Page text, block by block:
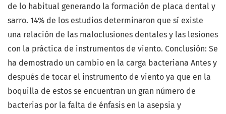
de lo habitual generando la formación de placa dental y
sarro. 14% de los estudios determinaron que sí existe
una relación de las maloclusiones dentales y las lesiones
con la práctica de instrumentos de viento. Conclusión: Se
ha demostrado un cambio en la carga bacteriana Antes y
después de tocar el instrumento de viento ya que en la
boquilla de estos se encuentran un gran número de
bacterias por la falta de énfasis en la asepsia y